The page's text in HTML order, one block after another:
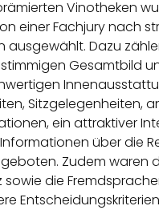
Vinotheken
einer Fachjury nach
ausgewählt. Dazu
Gesamtbild
Sitzgelegenheiten,
ein attraktiver
über die
Zudem waren
die